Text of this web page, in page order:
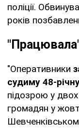
поліції.
років
"Оперативники
судиму 48-
підозрою у
громадян у